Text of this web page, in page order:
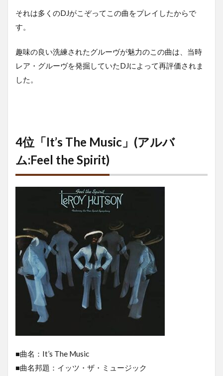
それは多くのDJがこぞってこの曲をプレイしたからで
す。
趣味の良い洗練されたグルーヴが魅力のこの曲は、当時
レア・グルーヴを発掘していたDJによって再評価されま
した。
4位「It’s The Music」(アルバ
ム:Feel the Spirit)
■曲名：It’s The Music
■曲名邦題：イッツ・ザ・ミュージック